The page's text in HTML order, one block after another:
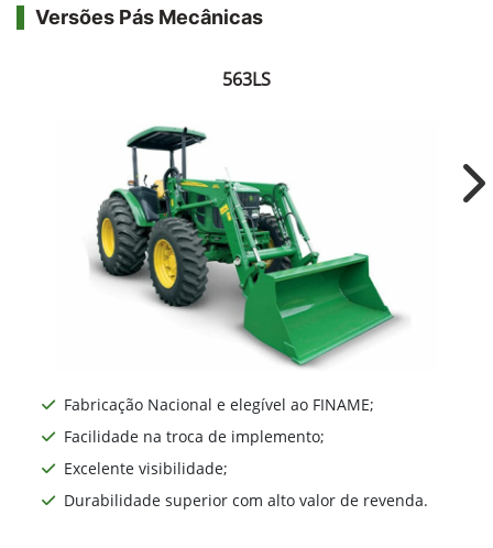
Versões Pás Mecânicas
563LS
Fabricação Nacional e elegível ao FINAME;
Facilidade na troca de implemento;
Excelente visibilidade;
Durabilidade superior com alto valor de revenda.